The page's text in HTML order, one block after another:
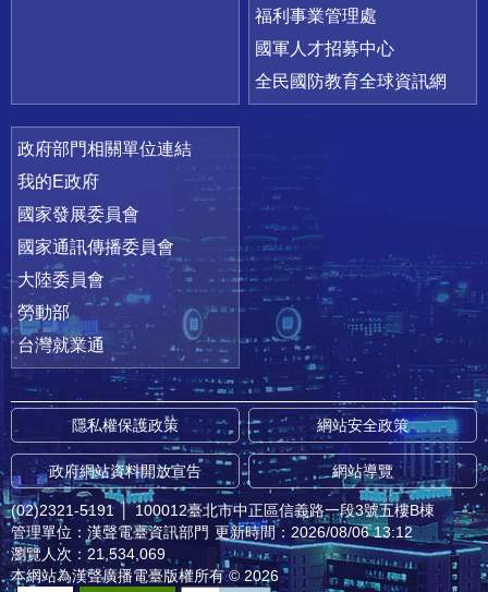
福利事業管理處
國軍人才招募中心
全民國防教育全球資訊網
政府部門相關單位連結
我的E政府
國家發展委員會
國家通訊傳播委員會
大陸委員會
勞動部
台灣就業通
隱私權保護政策 網站安全政策
政府網站資料開放宣告 網站導覽
(02)2321-5191 │ 100012臺北市中正區信義路一段3號五樓B棟
管理單位：漢聲電臺資訊部門 更新時間：2026/08/06 13:12
瀏覽人次：21,534,069
本網站為漢聲廣播電臺版權所有 © 2026